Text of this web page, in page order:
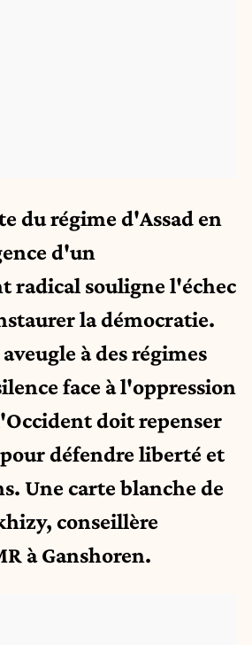
du régime d'Assad en
d'un
radical souligne l'échec
la démocratie.
à des régimes
face à l'oppression
doit repenser
défendre liberté et
Une carte blanche de
conseillère
à Ganshoren.